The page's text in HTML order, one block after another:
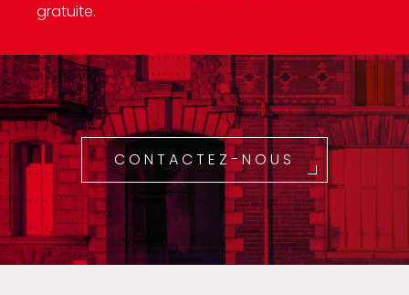
gratuite.
CONTACTEZ-NOUS